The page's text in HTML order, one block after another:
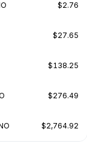
$2.76
$27.65
$138.25
$276.49
$2,764.92